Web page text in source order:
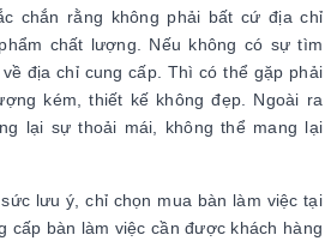
chắn rằng không phải bất cứ địa chỉ
chất lượng. Nếu không có sự tìm
địa chỉ cung cấp. Thì có thể gặp phải
kém, thiết kế không đẹp. Ngoài ra
lại sự thoải mái, không thể mang lại
lưu ý, chỉ chọn mua bàn làm việc tại
cấp bàn làm việc cần được khách hàng